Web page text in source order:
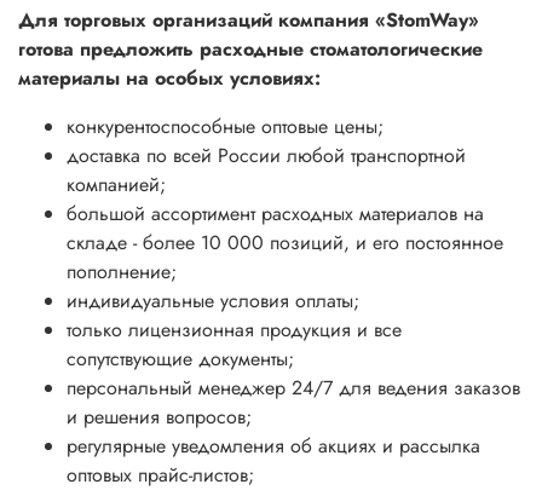
Для торговых организаций компания «StomWay»
готова предложить расходные стоматологические
материалы на особых условиях:
конкурентоспособные оптовые цены;
доставка по всей России любой транспортной
компанией;
большой ассортимент расходных материалов на
складе - более 10 000 позиций, и его постоянное
пополнение;
индивидуальные условия оплаты;
только лицензионная продукция и все
сопутствующие документы;
персональный менеджер 24/7 для ведения заказов
и решения вопросов;
регулярные уведомления об акциях и рассылка
оптовых прайс-листов;